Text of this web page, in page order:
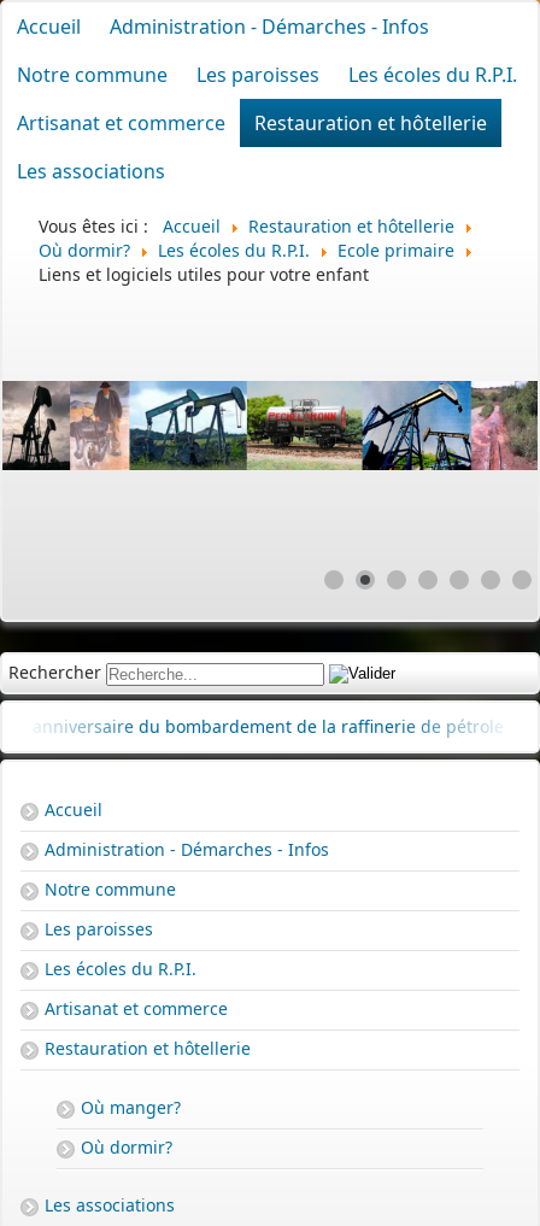
Accueil
Administration - Démarches - Infos
Notre commune
Les paroisses
Les écoles du R.P.I.
Artisanat et commerce
Restauration et hôtellerie
Les associations
Vous êtes ici : Accueil
Restauration et hôtellerie
Où dormir?
Les écoles du R.P.I.
Ecole primaire
Liens et logiciels utiles pour votre enfant
Rechercher
du bombardement de la raffinerie de pétrole |
Accueil
Administration - Démarches - Infos
Notre commune
Les paroisses
Les écoles du R.P.I.
Artisanat et commerce
Restauration et hôtellerie
Où manger?
Où dormir?
Les associations